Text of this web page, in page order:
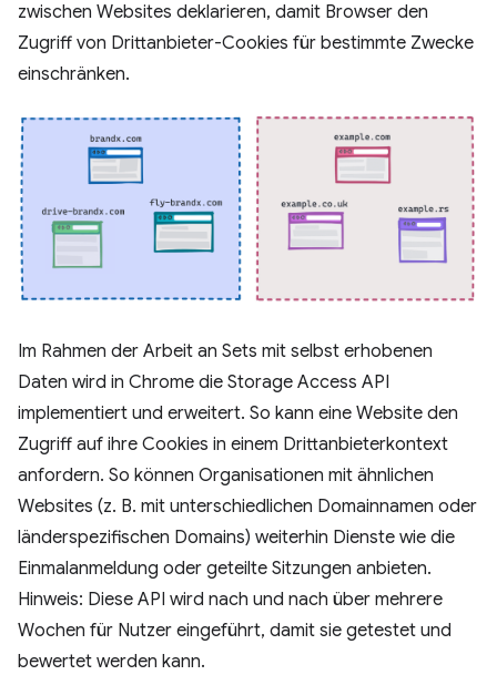
zwischen Websites deklarieren, damit Browser den
Zugriff von Drittanbieter-Cookies für bestimmte Zwecke
einschränken.
Im Rahmen der Arbeit an Sets mit selbst erhobenen
Daten wird in Chrome die Storage Access API
implementiert und erweitert. So kann eine Website den
Zugriff auf ihre Cookies in einem Drittanbieterkontext
anfordern. So können Organisationen mit ähnlichen
Websites (z. B. mit unterschiedlichen Domainnamen oder
länderspezifischen Domains) weiterhin Dienste wie die
Einmalanmeldung oder geteilte Sitzungen anbieten.
Hinweis: Diese API wird nach und nach über mehrere
Wochen für Nutzer eingeführt, damit sie getestet und
bewertet werden kann.